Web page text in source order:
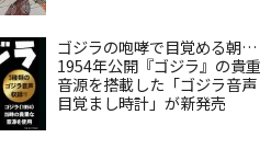
ゴジラの咆哮で目覚める朝…
1954年公開『ゴジラ』の貴重
音源を搭載した「ゴジラ音声
目覚まし時計」が新発売